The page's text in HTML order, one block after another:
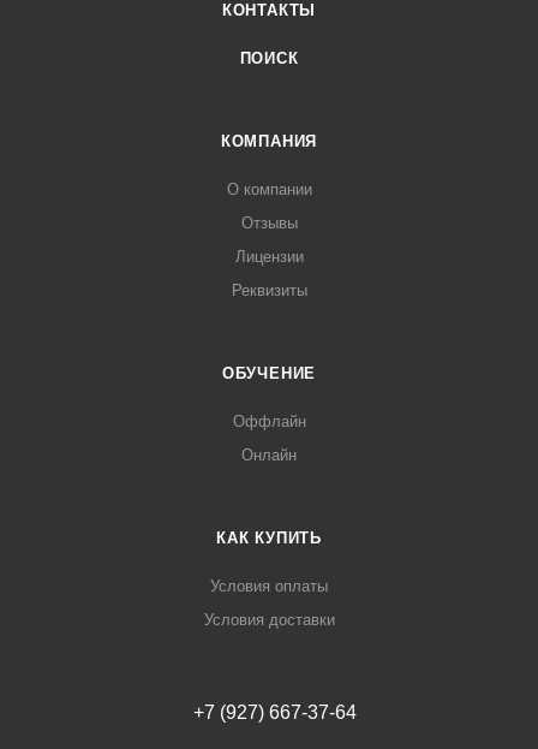
КОНТАКТЫ
ПОИСК
КОМПАНИЯ
О компании
Отзывы
Лицензии
Реквизиты
ОБУЧЕНИЕ
Оффлайн
Онлайн
КАК КУПИТЬ
Условия оплаты
Условия доставки
+7 (927) 667-37-64